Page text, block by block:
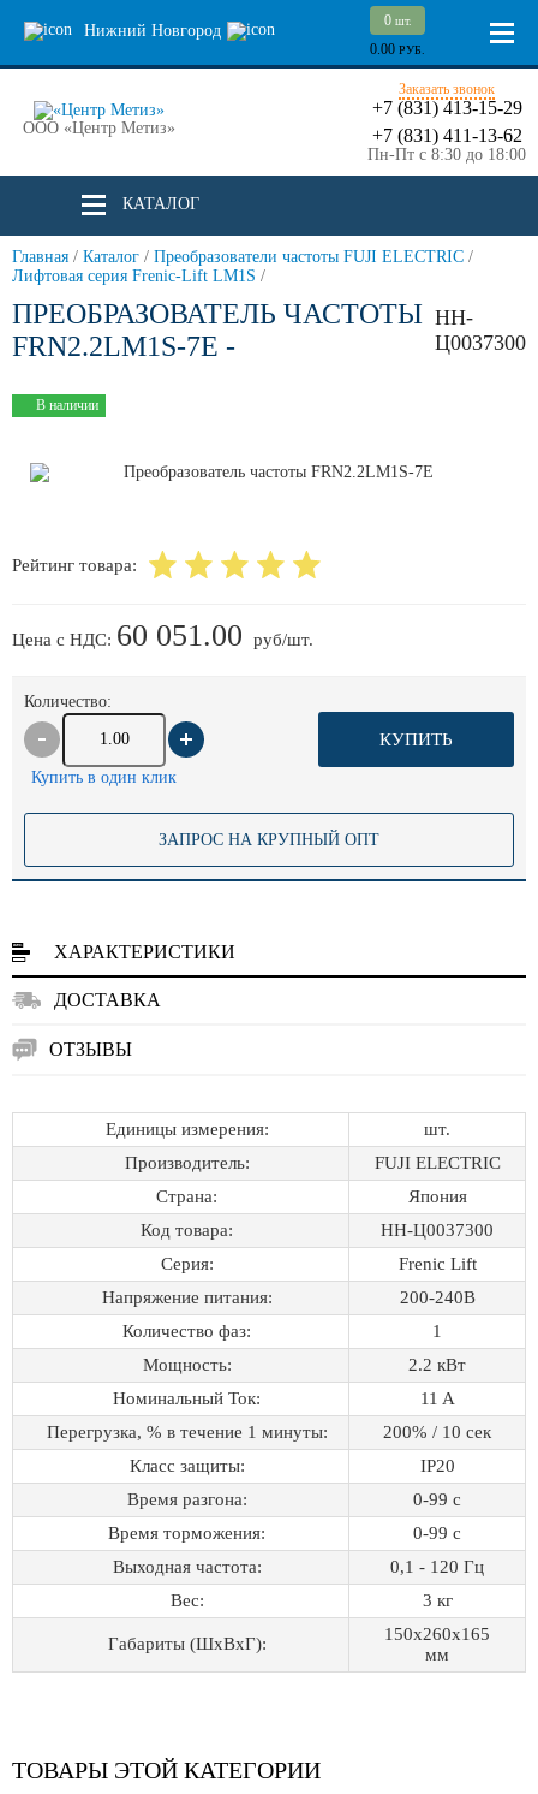
Нижний Новгород
0 шт.
0.00 РУБ.
ООО «Центр Метиз»
Заказать звонок
+7 (831) 413-15-29
+7 (831) 411-13-62
Пн-Пт с 8:30 до 18:00
КАТАЛОГ
Главная / Каталог / Преобразователи частоты FUJI ELECTRIC /
Лифтовая серия Frenic-Lift LM1S /
ПРЕОБРАЗОВАТЕЛЬ ЧАСТОТЫ
FRN2.2LM1S-7E -
НН-
Ц0037300
В наличии
Рейтинг товара:
Цена с НДС: 60 051.00 руб/шт.
Количество:
КУПИТЬ
Купить в один клик
ЗАПРОС НА КРУПНЫЙ ОПТ
ХАРАКТЕРИСТИКИ
ДОСТАВКА
ОТЗЫВЫ
Единицы измерения:
шт.
Производитель:
FUJI ELECTRIC
Страна:
Япония
Код товара:
НН-Ц0037300
Серия:
Frenic Lift
Напряжение питания:
200-240В
Количество фаз:
1
Мощность:
2.2 кВт
Номинальный Ток:
11 A
Перегрузка, % в течение 1 минуты:
200% / 10 сек
Класс защиты:
IP20
Время разгона:
0-99 с
Время торможения:
0-99 с
Выходная частота:
0,1 - 120 Гц
Вес:
3 кг
Габариты (ШхВхГ):
150x260x165
мм
ТОВАРЫ ЭТОЙ КАТЕГОРИИ